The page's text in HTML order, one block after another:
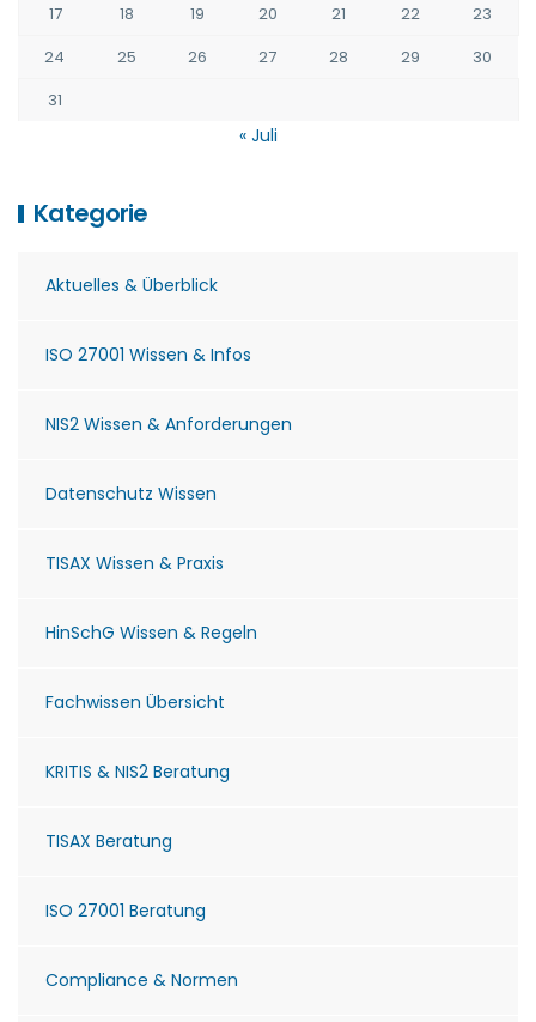
17
18 19 20 21 22
23
24
25 26 27 28 29
30
31
« Juli
Kategorie
Aktuelles & Überblick
ISO 27001 Wissen & Infos
NIS2 Wissen & Anforderungen
Datenschutz Wissen
TISAX Wissen & Praxis
HinSchG Wissen & Regeln
Fachwissen Übersicht
KRITIS & NIS2 Beratung
TISAX Beratung
ISO 27001 Beratung
Compliance & Normen